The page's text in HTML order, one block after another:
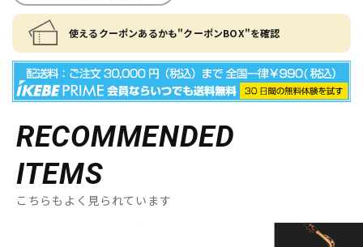
使えるクーポンあるかも"クーポンBOX"を確認
RECOMMENDED
ITEMS
こちらもよく見られています